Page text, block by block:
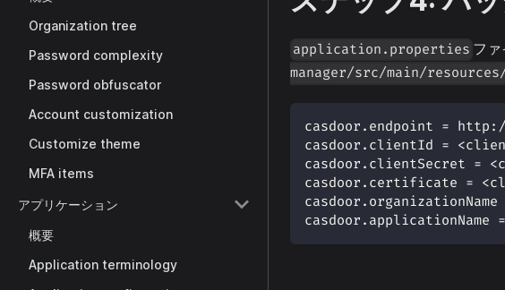
Organization tree
Password complexity
Password obfuscator
Account customization
Customize theme
MFA items
アプリケーション
概要
Application terminology
application.properties フ
manager/src/main/
casdoor.endpoint =
casdoor.clientId =
casdoor.clientSecret =
casdoor.certificate =
casdoor.applicationName